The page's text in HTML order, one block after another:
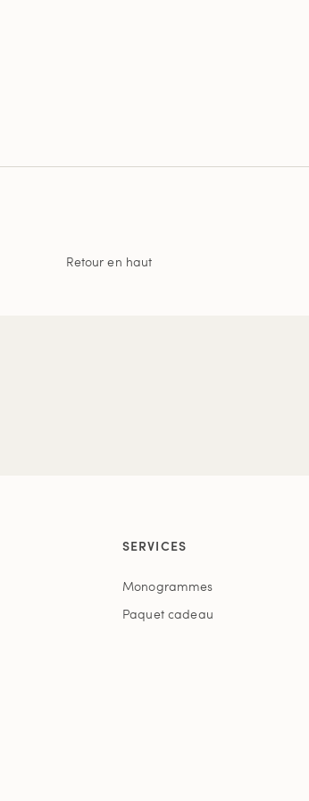
Retour en haut
SERVICES
Monogrammes
Paquet cadeau